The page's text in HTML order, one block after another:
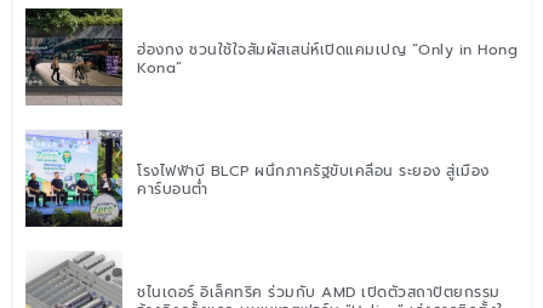
ฮ่องกง ชวนใช้ใจสัมผัสเสน่ห์เปิดแคมเปญ “Only in Hong
Kong”
โรงไฟฟ้าบี BLCP ผนึกภาครัฐขับเคลื่อน ระยอง สู่เมือง
คาร์บอนต่ำ
ชไนเดอร์ อิเล็คทริค ร่วมกับ AMD เปิดตัวสถาปัตยกรรม